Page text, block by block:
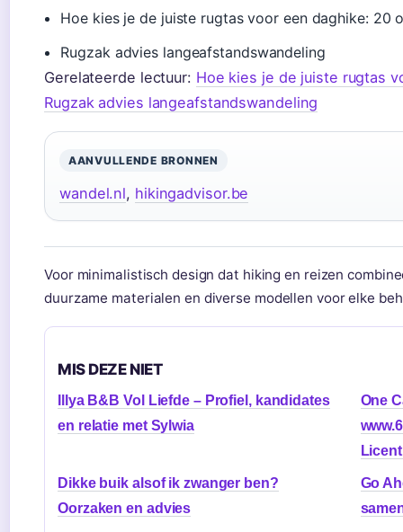
Hoe kies je de juiste rugtas voor een daghike: 20
Rugzak advies langeafstandswandeling
Gerelateerde lectuur: Hoe kies je de juiste rugtas
Rugzak advies langeafstandswandeling
AANVULLENDE BRONNEN
wandel.nl, hikingadvisor.be
Voor minimalistisch design dat hiking en reizen
duurzame materialen en diverse modellen voor elke
MIS DEZE NIET
Illya B&B Vol Liefde – Profiel, kandidates
en relatie met Sylwia
One
Dikke buik alsof ik zwanger ben?
Oorzaken en advies
Go